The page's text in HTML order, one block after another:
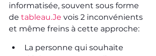
informatisée, souvent sous forme
de tableau.Je vois 2 inconvénients
et même freins à cette approche:
La personne qui souhaite